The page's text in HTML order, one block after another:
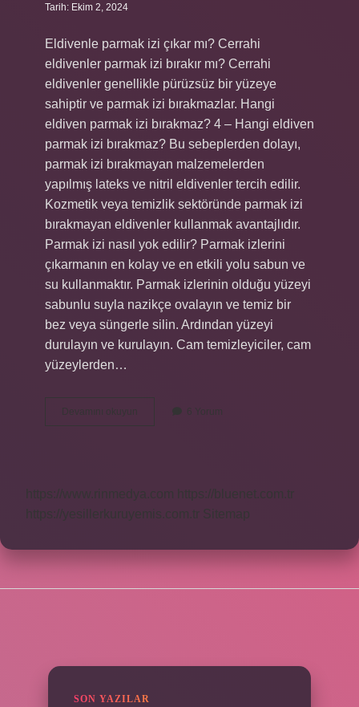
Tarih: Ekim 2, 2024
Eldivenle parmak izi çıkar mı? Cerrahi
eldivenler parmak izi bırakır mı? Cerrahi
eldivenler genellikle pürüzsüz bir yüzeye
sahiptir ve parmak izi bırakmazlar. Hangi
eldiven parmak izi bırakmaz? 4 – Hangi eldiven
parmak izi bırakmaz? Bu sebeplerden dolayı,
parmak izi bırakmayan malzemelerden
yapılmış lateks ve nitril eldivenler tercih edilir.
Kozmetik veya temizlik sektöründe parmak izi
bırakmayan eldivenler kullanmak avantajlıdır.
Parmak izi nasıl yok edilir? Parmak izlerini
çıkarmanın en kolay ve en etkili yolu sabun ve
su kullanmaktır. Parmak izlerinin olduğu yüzeyi
sabunlu suyla nazikçe ovalayın ve temiz bir
bez veya süngerle silin. Ardından yüzeyi
durulayın ve kurulayın. Cam temizleyiciler, cam
yüzeylerden…
Devamını okuyun
Eldivenden
Parmak
6 Yorum
https://www.rinmedya.com
https://bluenet.com.tr
https://yesillerkuruyemis.com.tr Sitemap
SON YAZILAR